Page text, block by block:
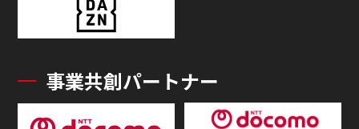
事業共創パートナー